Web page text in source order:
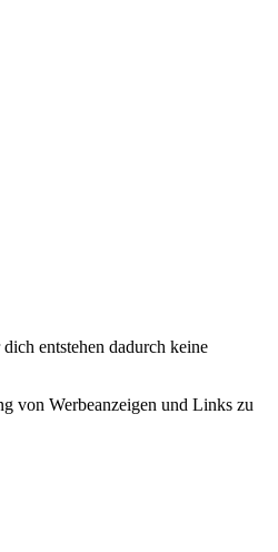
entstehen dadurch keine
von Werbeanzeigen und Links zu